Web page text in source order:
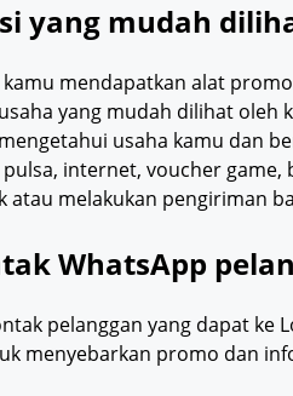
yang mudah
mendapatkan alat
yang mudah dilihat oleh
usaha kamu dan
internet, voucher game,
atau melakukan pengiriman
WhatsApp
pelanggan yang dapat ke
menyebarkan promo dan